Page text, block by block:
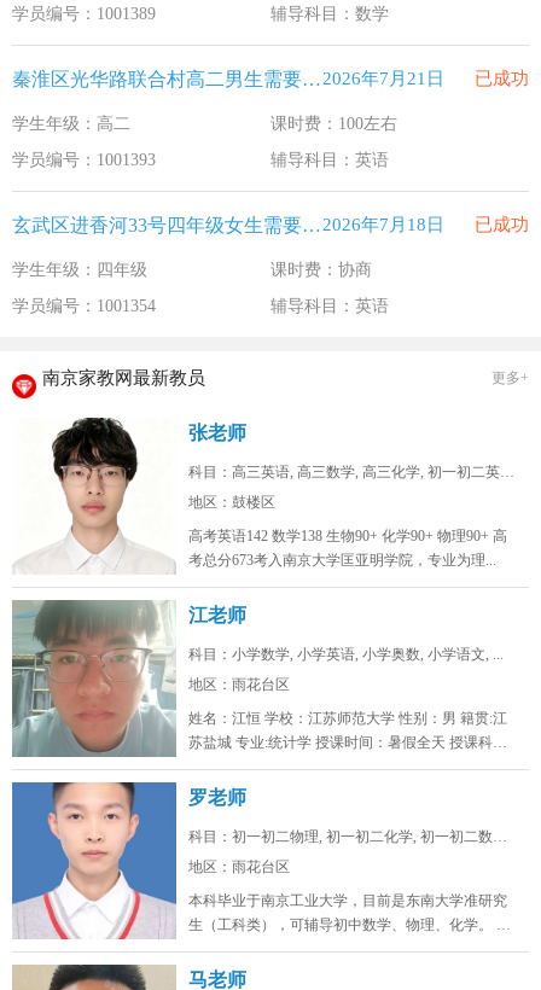
学员编号：1001389
辅导科目：数学
秦淮区光华路联合村高二男生需要补习英语2026年7月21日 已成功
学生年级：高二
课时费：100左右
学员编号：1001393
辅导科目：英语
玄武区进香河33号四年级女生需要补习英语2026年7月18日 已成功
学生年级：四年级
课时费：协商
学员编号：1001354
辅导科目：英语
南京家教网最新教员 更多+
张老师
科目：高三英语, 高三数学, 高三化学, 初一初二英语...
地区：鼓楼区
高考英语142 数学138 生物90+ 化学90+ 物理90+ 高
考总分673考入南京大学匡亚明学院，专业为理...
江老师
科目：小学数学, 小学英语, 小学奥数, 小学语文, ...
地区：雨花台区
姓名：江恒 学校：江苏师范大学 性别：男 籍贯:江
苏盐城 专业:统计学 授课时间：暑假全天 授课科
目：小学初...
罗老师
科目：初一初二物理, 初一初二化学, 初一初二数学, ...
地区：雨花台区
本科毕业于南京工业大学，目前是东南大学准研究
生（工科类），可辅导初中数学、物理、化学。 可
线上/线下，南京雨花台、浦口...
马老师